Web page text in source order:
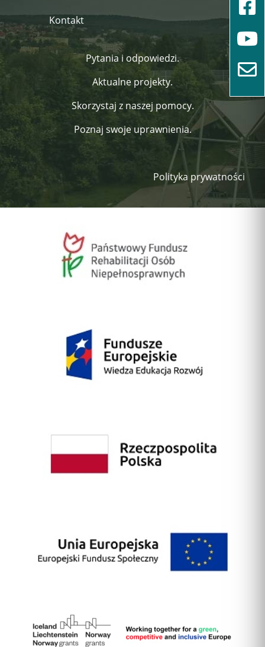
Kontakt
Pytania i odpowiedzi.
Aktualne projekty.
Skorzystaj z naszej pomocy.
Poznaj swoje uprawnienia.
Polityka prywatności